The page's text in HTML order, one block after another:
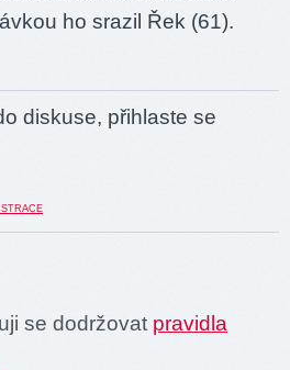
ho srazil Řek (61).
diskuse, přihlaste se
se dodržovat pravidla